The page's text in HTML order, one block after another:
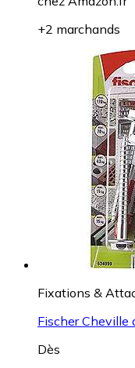
+2 marchands
Fixations &
Fischer
Dès